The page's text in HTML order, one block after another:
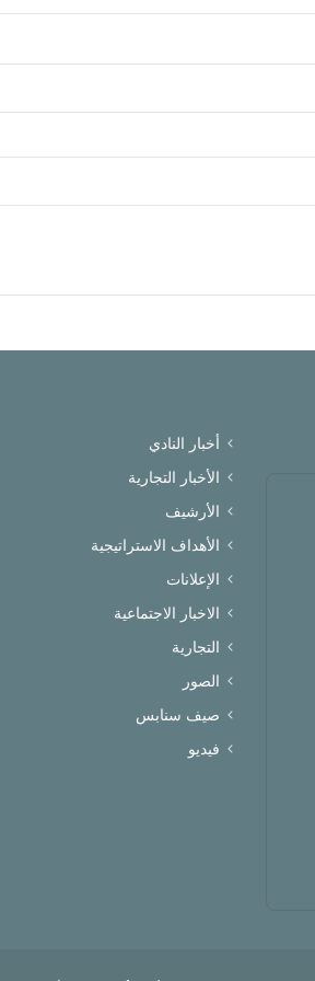
أخبار النادي
الأخبار التجارية
الأرشيف
الأهداف الاستراتيجية
الإعلانات
الاخبار الاجتماعية
التجارية
الصور
صيف سنابس
فيديو